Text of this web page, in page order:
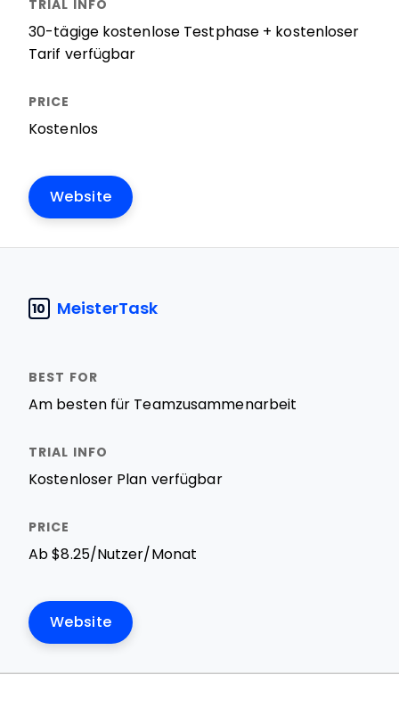
30-tägige kostenlose Testphase + kostenloser
Tarif verfügbar
Kostenlos
Website
10 MeisterTask
Am besten für Teamzusammenarbeit
Kostenloser Plan verfügbar
Ab $8.25/Nutzer/Monat
Website